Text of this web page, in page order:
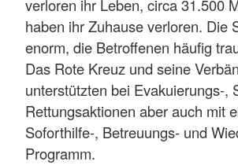
verloren ihr Leben, circa 31.500
haben ihr Zuhause verloren. Die
enorm, die Betroffenen häufig
Das Rote Kreuz und seine
unterstützten bei Evakuierungs-,
Rettungsaktionen aber auch mit
Soforthilfe-, Betreuungs- und
Programm.